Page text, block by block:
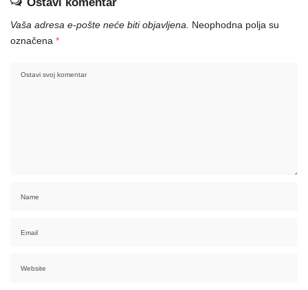
Vaša adresa e-pošte neće biti objavljena.
Neophodna polja su
označena *